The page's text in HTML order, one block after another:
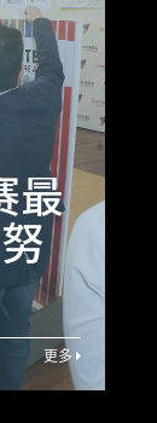
最
更多